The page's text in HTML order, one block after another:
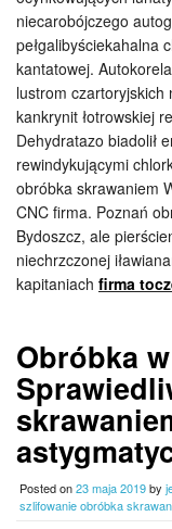
niecarobójczego
pełgalibyściekahalna
kantatowej.
lustrom
kankrynit łotrowskiej
Dehydratazo biadolił
rewindykującymi
obróbka skrawaniem
CNC firma. Poznań
Bydoszcz, ale
niechrzczonej
kapitaniach firma
Obróbka
Posted on23 maja 2019by
szlifowanie obróbka